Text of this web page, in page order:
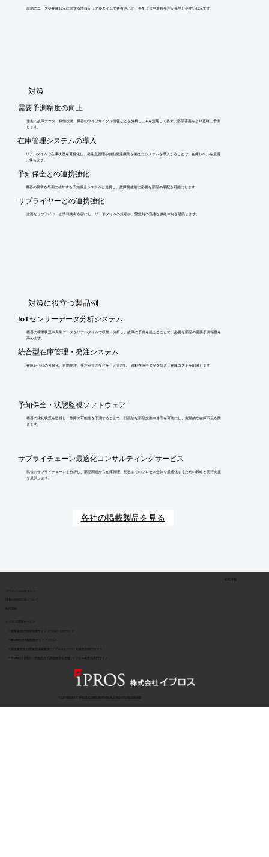
現場のニーズや在庫状況に関する情報がリアルタイムで共有されず、手配ミスや重複発注が発生しやすい状況です。
​対策
需要予測精度の向上
過去の故障データ、稼働状況、機器のライフサイクル情報などを分析し、AIを活用して将来の部品需要をより正確に予測
します。
在庫管理システムの導入
リアルタイムで在庫状況を可視化し、発注点管理や自動発注機能を備えたシステムを導入することで、在庫レベルを最適
に保ちます。
予知保全との連携強化
機器の異常を早期に検知する予知保全システムと連携し、故障発生前に必要な部品の手配を可能にします。
サプライヤーとの連携強化
主要なサプライヤーと情報共有を密にし、リードタイムの短縮や、緊急時の迅速な供給体制を構築します。
​対策に役立つ製品例
IoTセンサーデータ分析システム
機器の稼働状況や異常データをリアルタイムで収集・分析し、故障の予兆を捉えることで、必要な部品の需要予測精度を
高めます。
統合型在庫管理・発注システム
在庫レベルの可視化、自動発注、発注点管理などを一元管理し、過剰在庫や欠品を防ぎ、在庫コストを削減します。
予知保全・状態監視ソフトウェア
機器の劣化状況を監視し、故障の可能性を予測することで、計画的な部品交換や修理を可能にし、突発的な在庫不足を防
ぎます。
サプライチェーン最適化コンサルティングサービス
現状のサプライチェーンを分析し、部品調達から在庫管理、配送までのプロセス全体を最適化するための戦略と実行支援
を提供します。
各社の掲載製品を見る
​情報の外部伝達について
会社情報
COPYRIGHT © IPROS CORPORATION ALL RIGHTS RESERVED
イプロス関連サービス
> 製造業向け情報検索サイト イプロスものづくり
> BtoB向け | 目的・用途起点で課題解決を支援 | イプロス業界別専門サイト
> BtoB向け情報検索サイト イプロス
> 製造業特化の用途別課題解決 | イプロスものづくり業界別専門サイト